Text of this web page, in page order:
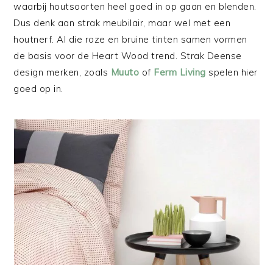
waarbij houtsoorten heel goed in op gaan en blenden.
Dus denk aan strak meubilair, maar wel met een
houtnerf. Al die roze en bruine tinten samen vormen
de basis voor de Heart Wood trend. Strak Deense
design merken, zoals Muuto of Ferm Living spelen hier
goed op in.